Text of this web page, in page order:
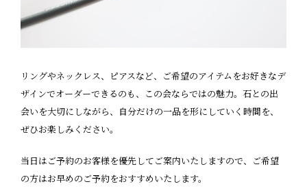
リングやネックレス、ピアスなど、ご希望のアイテムをお好きなデ
ザインでオーダーできるのも、この会ならではの魅力。石との出
会いを大切にしながら、自分だけの一品を形にしていく時間を、
ぜひお楽しみください。
当日はご予約のお客様を優先してご案内いたしますので、ご希望
の方はお早めのご予約をおすすめいたします。